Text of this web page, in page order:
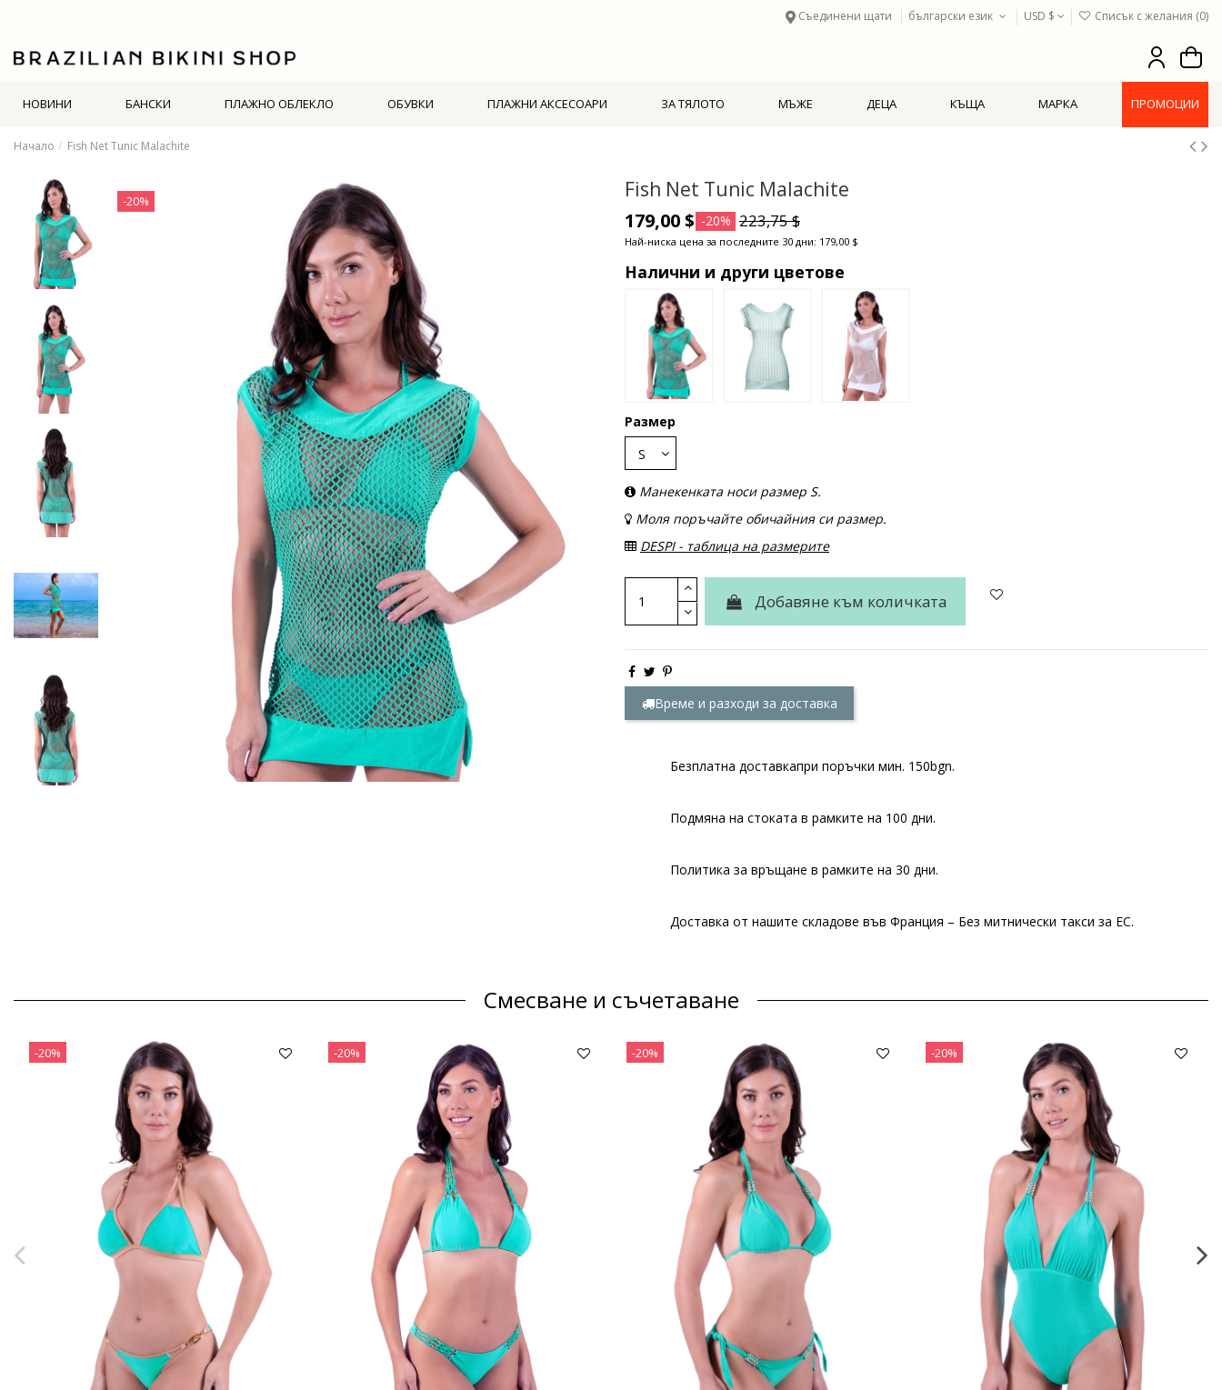
Съединени щати български език USD $ Списък с желания (0)
НОВИНИ БАНСКИ ПЛАЖНО ОБЛЕКЛО ОБУВКИ ПЛАЖНИ АКСЕСОАРИ ЗА ТЯЛОТО МЪЖЕ ДЕЦА КЪЩА МАРКА ПРОМОЦИИ
Начало Fish Net Tunic Malachite
-20% Fish Net Tunic Malachite
179,00 $ -20% 223,75 $
Най-ниска цена за последните 30 дни: 179,00 $
Налични и други цветове
Размер
Манекенката носи размер S.
Моля поръчайте обичайния си размер.
DESPI - таблица на размерите
Добавяне към количката
Време и разходи за доставка
Безплатна доставкапри поръчки мин. 150bgn.
Подмяна на стоката в рамките на 100 дни.
Политика за връщане в рамките на 30 дни.
Доставка от нашите складове във Франция – Без митнически такси за ЕС.
Смесване и съчетаване
-20% -20% -20% -20%